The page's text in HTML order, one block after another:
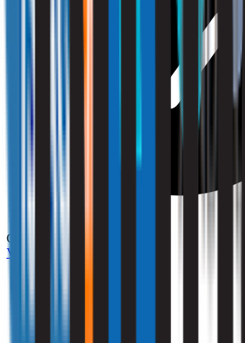
Compliance
Vraag een offerte aan